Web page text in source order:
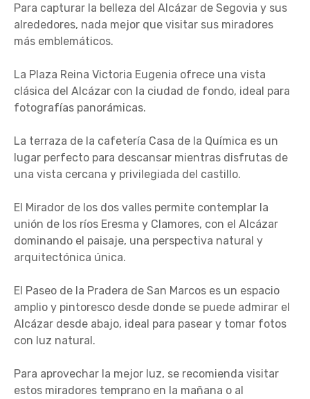
Para capturar la belleza del Alcázar de Segovia y sus
alrededores, nada mejor que visitar sus miradores
más emblemáticos.
La Plaza Reina Victoria Eugenia ofrece una vista
clásica del Alcázar con la ciudad de fondo, ideal para
fotografías panorámicas.
La terraza de la cafetería Casa de la Química es un
lugar perfecto para descansar mientras disfrutas de
una vista cercana y privilegiada del castillo.
El Mirador de los dos valles permite contemplar la
unión de los ríos Eresma y Clamores, con el Alcázar
dominando el paisaje, una perspectiva natural y
arquitectónica única.
El Paseo de la Pradera de San Marcos es un espacio
amplio y pintoresco desde donde se puede admirar el
Alcázar desde abajo, ideal para pasear y tomar fotos
con luz natural.
Para aprovechar la mejor luz, se recomienda visitar
estos miradores temprano en la mañana o al